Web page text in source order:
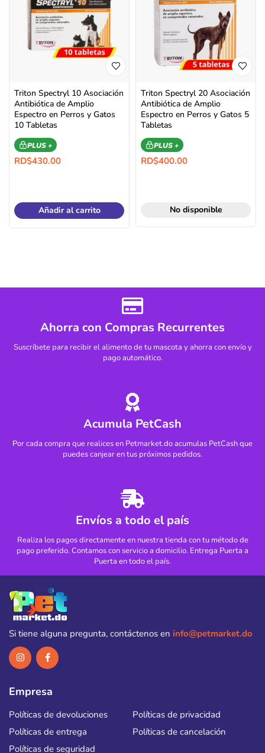
Triton Spectryl 10 Asociación
Antibiótica de Amplio
Espectro en Perros y Gatos
10 Tabletas
PLUS +
RD$430.00
Añadir al carrito
Triton Spectryl 20 Asociación
Antibiótica de Amplio
Espectro en Perros y Gatos 5
Tabletas
PLUS +
RD$400.00
No disponible
Ahorra con Compras Recurrentes
Suscríbete para recibir el alimento de tu mascota y ahorra con envío y
pago automático.
Acumula PetCash
Por cada compra que realices en Petmarket.do acumulas PetCash que
puedes canjear en tus próximos pedidos.
Envíos a todo el país
Realiza los pagos directamente en nuestra tienda con tu método de
pago preferido. Contamos con servicio a domicilio. Entrega Puerta a
Puerta en todo el país.
Si tiene alguna pregunta, contáctenos en info@petmarket.do
Empresa
Políticas de devoluciones
Políticas de privacidad
Políticas de entrega
Políticas de cancelación
Políticas de seguridad